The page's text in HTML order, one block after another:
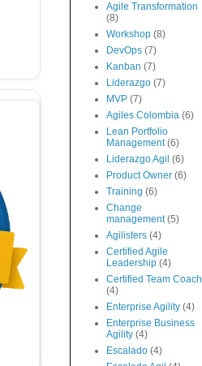
Agile Transformation
(8)
Workshop (8)
DevOps (7)
Kanban (7)
Liderazgo (7)
MVP (7)
Agiles Colombia (6)
Lean Portfolio
Management (6)
Liderazgo Agil (6)
Product Owner (6)
Training (6)
Change
management (5)
Agilisters (4)
Certified Agile
Leadership (4)
Certified Team Coach
(4)
Enterprise Agility (4)
Enterprise Business
Agility (4)
Escalado (4)